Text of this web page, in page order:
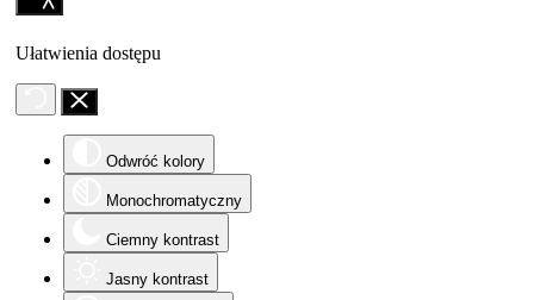
Ułatwienia dostępu
Odwróć kolory
Monochromatyczny
Ciemny kontrast
Jasny kontrast